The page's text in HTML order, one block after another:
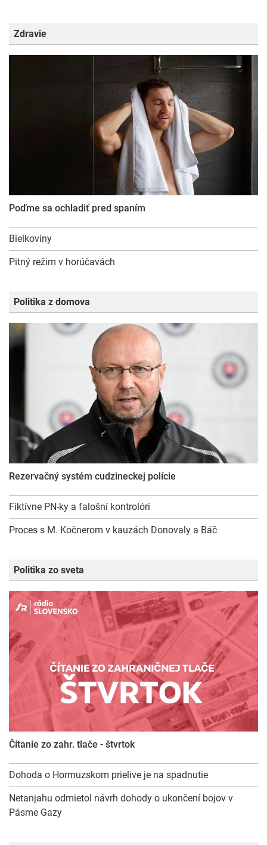
Zdravie
Poďme sa ochladiť pred spaním
Bielkoviny
Pitný režim v horúčavách
Politika z domova
Rezervačný systém cudzineckej polície
Fiktívne PN-ky a falošní kontrolóri
Proces s M. Kočnerom v kauzách Donovaly a Báč
Politika zo sveta
Čítanie zo zahr. tlače - štvrtok
Dohoda o Hormuzskom prielive je na spadnutie
Netanjahu odmietol návrh dohody o ukončení bojov v
Pásme Gazy